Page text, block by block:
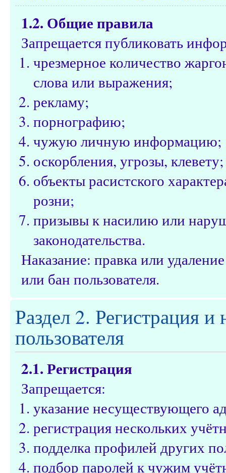
1.2. Общие правила
Запрещается публиковать
чрезмерное количество
слова или выражения;
рекламу;
порнографию;
чужую личную информацию;
оскорбления, угрозы, клевету;
объекты расистского
розни;
призывы к насилию или
законодательства.
Наказание: правка или
или бан пользователя.
Раздел 2. Регистрация
пользователя
2.1. Регистрация
Запрещается:
указание несуществующего
регистрация нескольких
подделка профилей других
подбор паролей к чужим